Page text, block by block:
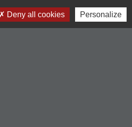
Deny all cookies Personalize